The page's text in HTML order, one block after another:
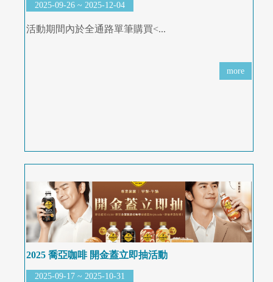
2025-09-26 ~ 2025-12-04
活動期間內於全通路單筆購買<...
more
2025 喬亞咖啡 開金蓋立即抽活動
2025-09-17 ~ 2025-10-31